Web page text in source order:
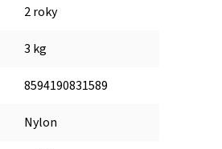
2 roky
3 kg
8594190831589
Nylon